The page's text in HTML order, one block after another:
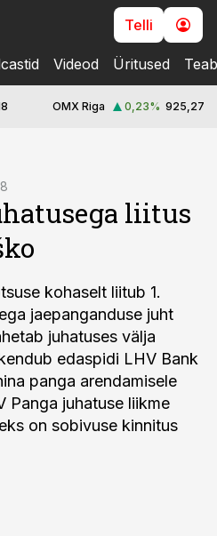
Telli
Videod Üritused
OMX Riga 0,23% 925,27
liitus
kohaselt liitub 1.
jaepanganduse juht
juhatuses välja
edaspidi LHV Bank
panga arendamisele
Panga juhatuse liikme
on sobivuse kinnitus